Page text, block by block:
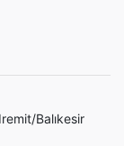
Balıkesir